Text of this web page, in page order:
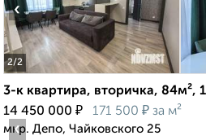
2/2
‹
3-к квартира, вторичка, 84м²,
14 450 000 ₽ 171 500 ₽ за м²
мкр. Депо, Чайковского 25
‹